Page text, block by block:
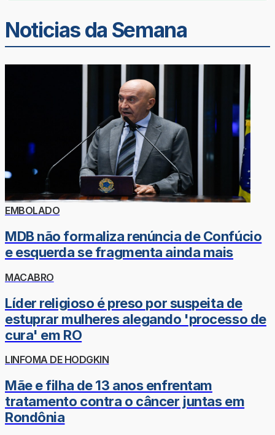
Noticias da Semana
EMBOLADO
MDB não formaliza renúncia de Confúcio
e esquerda se fragmenta ainda mais
MACABRO
Líder religioso é preso por suspeita de
estuprar mulheres alegando 'processo de
cura' em RO
LINFOMA DE HODGKIN
Mãe e filha de 13 anos enfrentam
tratamento contra o câncer juntas em
Rondônia